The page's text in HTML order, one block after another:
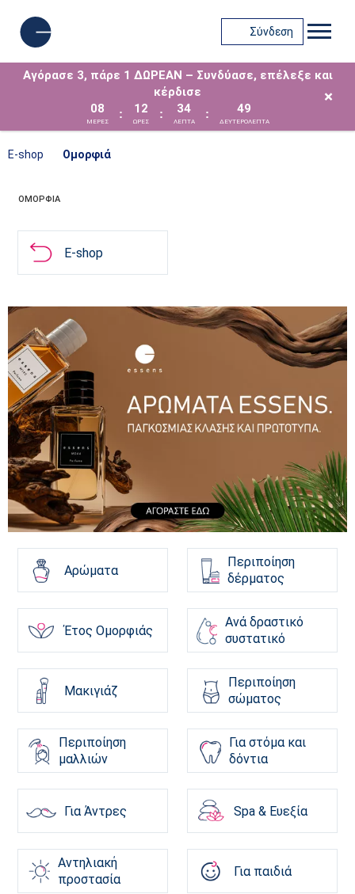
Σύνδεση
Αγόρασε 3, πάρε 1 ΔΩΡΕΑΝ – Συνδύασε, επέλεξε και
κέρδισε
08
ΜΈΡΕΣ
: 12
ΩΡΕΣ
: 34
ΛΕΠΤΑ
: 48
ΔΕΥΤΕΡΟΛΕΠΤΑ
×
E-shop Ομορφιά
ΟΜΟΡΦΙΆ
E-shop
Αρώματα
Περιποίηση
δέρματος
Έτος Ομορφιάς
Ανά δραστικό
συστατικό
Μακιγιάζ
Περιποίηση
σώματος
Περιποίηση
μαλλιών
Για στόμα και
δόντια
Για Άντρες Spa & Ευεξία
Αντηλιακή
προστασία
Για παιδιά